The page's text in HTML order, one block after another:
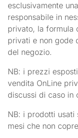
esclusivamente
responsabile in
privato, la formula
privati e non gode
del negozio.
NB: i prezzi
vendita OnLine
discussi di caso in
NB: i prodotti usati
mesi che non